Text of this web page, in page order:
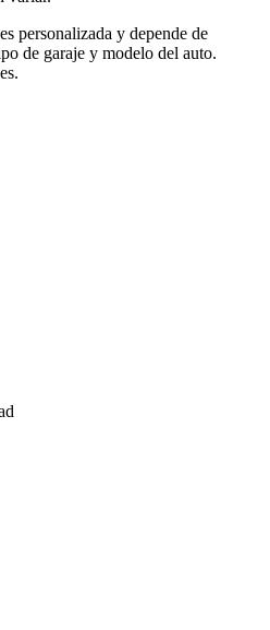
personalizada y depende de
de garaje y modelo del auto.